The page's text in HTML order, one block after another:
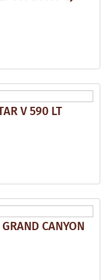
V 590 LT
CANYON